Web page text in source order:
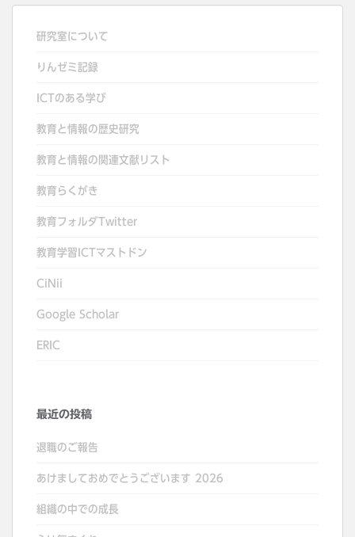
ゲ
研究室について
りんゼミ記録
ICTのある学び
教育と情報の歴史研究
教育と情報の関連文献リスト
教育らくがき
教育フォルダTwitter
教育学習ICTマストドン
CiNii
Google Scholar
ERIC
最近の投稿
退職のご報告
あけましておめでとうございます 2026
組織の中での成長